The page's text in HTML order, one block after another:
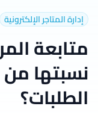
إدارة المتاجر الإلكترونية
متابعة
نسبتها من
الطلبات؟